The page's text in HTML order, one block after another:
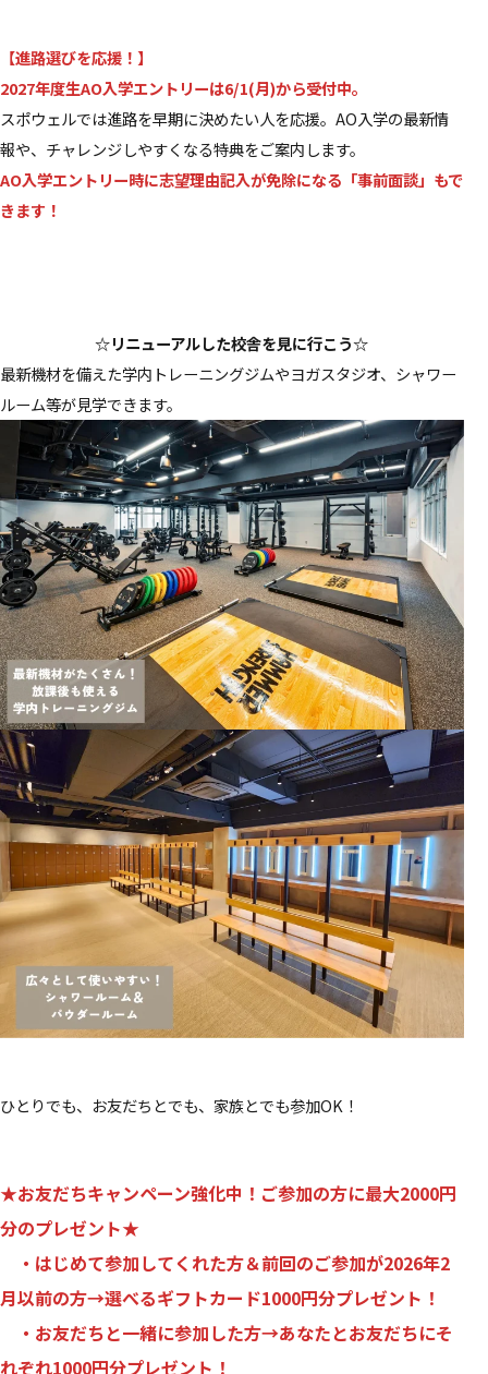
【進路選びを応援！】
2027年度生AO入学エントリーは6/1(月)から受付中。
スポウェルでは進路を早期に決めたい人を応援。AO入学の最新情
報や、チャレンジしやすくなる特典をご案内します。
AO入学エントリー時に志望理由記入が免除になる「事前面談」もで
きます！
☆リニューアルした校舎を見に行こう☆
最新機材を備えた学内トレーニングジムやヨガスタジオ、シャワー
ルーム等が見学できます。
ひとりでも、お友だちとでも、家族とでも参加OK！
★お友だちキャンペーン強化中！ご参加の方に最大2000円
分のプレゼント★
・はじめて参加してくれた方＆前回のご参加が2026年2
月以前の方→選べるギフトカード1000円分プレゼント！
・お友だちと一緒に参加した方→あなたとお友だちにそ
れぞれ1000円分プレゼント！